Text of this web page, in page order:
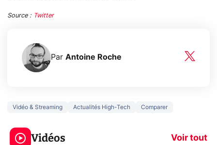
Source : Twitter
Par Antoine Roche
Vidéo & Streaming Actualités High-Tech Comparer
Vidéos Voir tout
5 générations de
jeux dans la
prochaine Xbox !
Ce que vous
navigation